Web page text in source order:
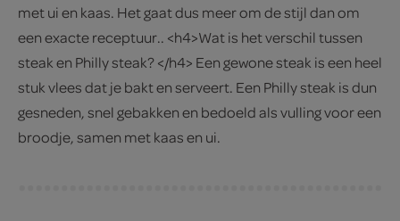
met ui en kaas. Het gaat dus meer om de stijl dan om
een exacte receptuur.. <h4>Wat is het verschil tussen
steak en Philly steak? </h4> Een gewone steak is een heel
stuk vlees dat je bakt en serveert. Een Philly steak is dun
gesneden, snel gebakken en bedoeld als vulling voor een
broodje, samen met kaas en ui.